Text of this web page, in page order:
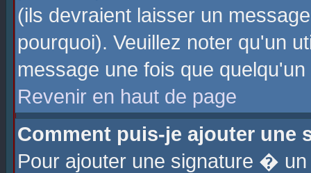
(ils devraient laisser un
pourquoi). Veuillez noter qu'un
message une fois que
Revenir en haut de page
Comment puis-je ajouter une
Pour ajouter une signature �